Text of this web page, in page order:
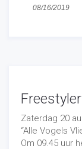
voetbal
zijn
voetbal,
en unieke
inspirerend.
publiek
08/16/2019
Zaterdag 20
“Alle Vogels
Om 09.45 uur